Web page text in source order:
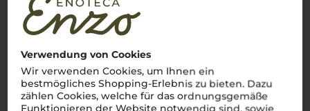
Verwendung von Cookies
Wir verwenden Cookies, um Ihnen ein
bestmögliches Shopping-Erlebnis zu bieten. Dazu
zählen Cookies, welche für das ordnungsgemäße
Rebsorte, eine der ältesten und wertvollsten der Region, ist
tief verwurzelt in der Region von Cirò. Mit seiner intensiven
rubinroten Farbe und einem Geschmacksprofil, das von reifen
erzählt, verkörpert derGaglioppo
Diese Weine beeindrucken mit ihrer robusten Struktur,
kräftigen Tanninen und einem Hauch von Mineralität, der an
die steinigen Hügel der Region erinnert.Perfettozu
gegrilltem Fleisch, Wild oder einem Stück gereiftem Pecorino
Gaglioppobringt den Geschmack Kalabriens auf den Tisch.